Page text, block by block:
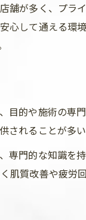
て通えるエステ
もOKなエステサロ
で人気のエステ体
ケア体験でスッキ
舗が多く、プ
して通える
的や施術の
れることが多い
門的な知識
質改善や疲